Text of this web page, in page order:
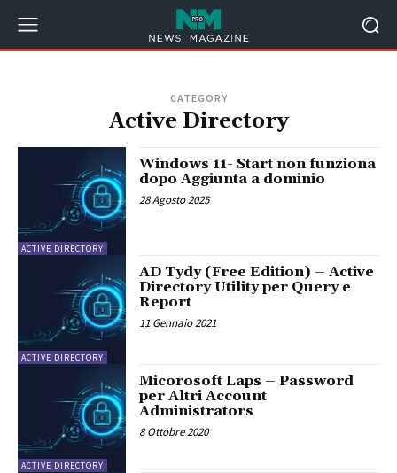
CATEGORY
Active Directory
ACTIVE DIRECTORY
Windows 11- Start non funziona
dopo Aggiunta a dominio
28 Agosto 2025
ACTIVE DIRECTORY
AD Tydy (Free Edition) – Active
Directory Utility per Query e
Report
11 Gennaio 2021
ACTIVE DIRECTORY
Micorosoft Laps – Password
per Altri Account
Administrators
8 Ottobre 2020